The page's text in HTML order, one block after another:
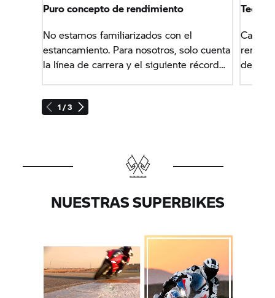
1 / 3
Puro concepto de rendimiento
No estamos familiarizados con el
estancamiento. Para nosotros, solo cuenta
la línea de carrera y el siguiente récord
completo: potente, seguro y controlado.
Cada
de las
NUESTRAS SUPERBIKES